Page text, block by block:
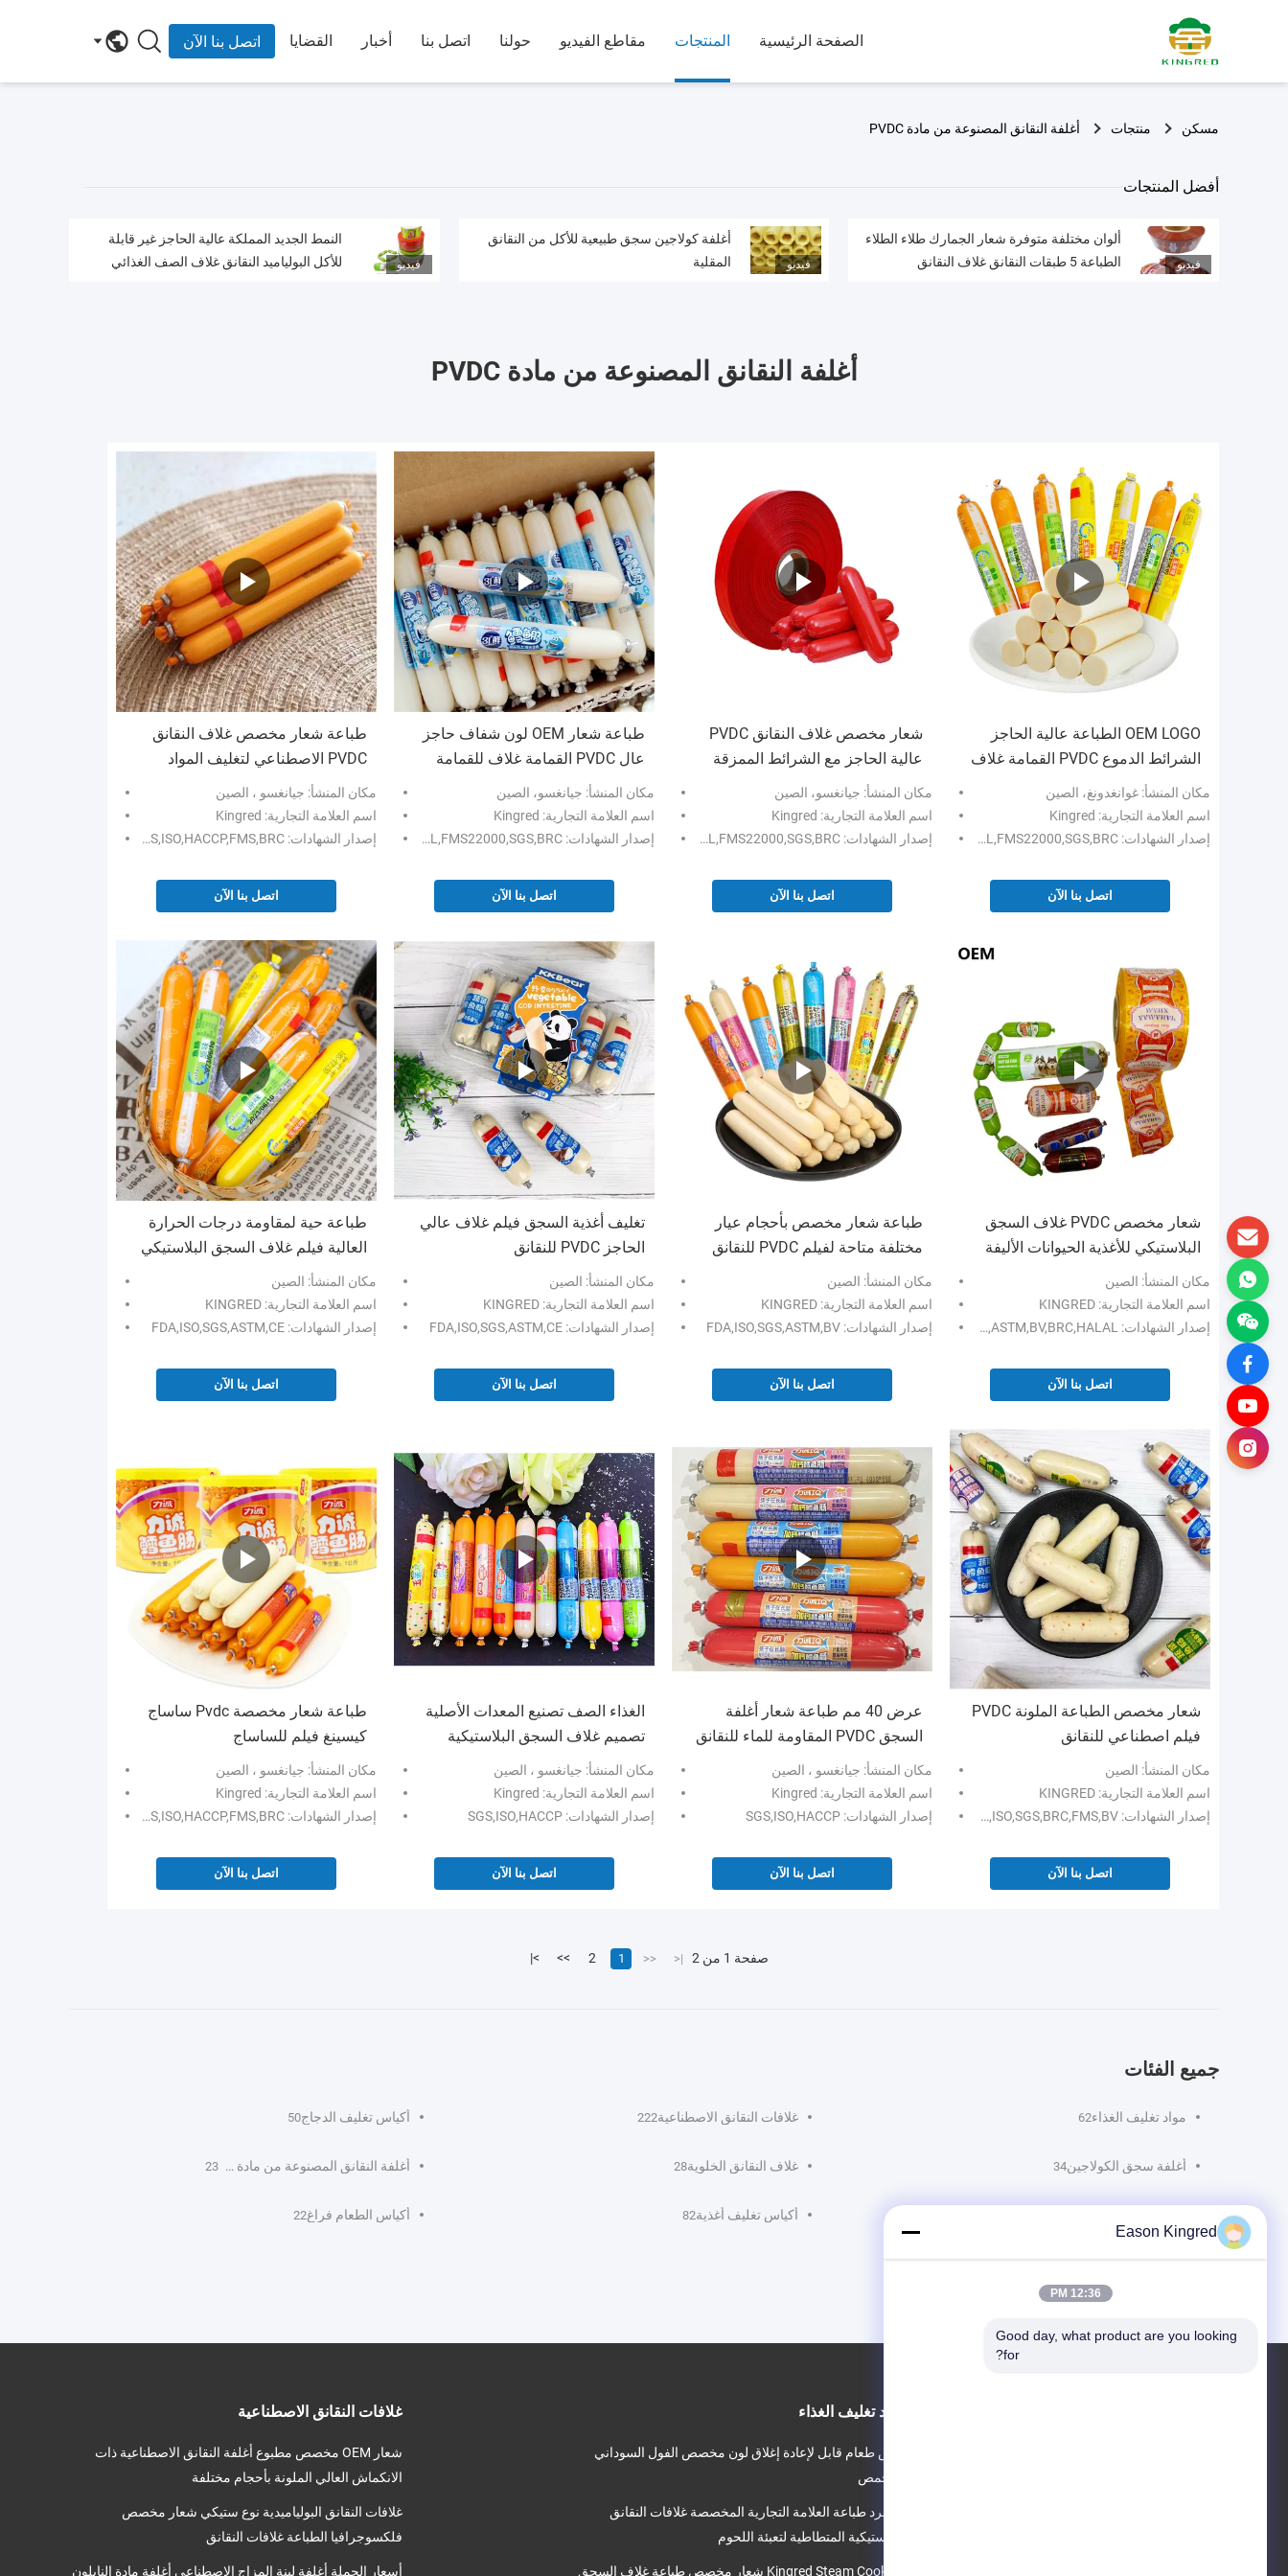
الصفحة الرئيسية المنتجات مقاطع الفيديو حولنا اتصل بنا أخبار القضايا اتصل بنا الآن
مسكن منتجات أغلفة النقانق المصنوعة من مادة PVDC
أفضل المنتجات
فيديو
ألوان مختلفة متوفرة شعار الجمارك طلاء الطلاء
الطباعة 5 طبقات النقانق غلاف النقانق
فيديو
أغلفة كولاجين سجق طبيعية للأكل من النقانق
المقلية
فيديو
النمط الجديد المملكة عالية الحاجز غير قابلة
للأكل البولياميد النقانق غلاف الصف الغذائي
أغلفة النقانق المصنوعة من مادة PVDC
OEM LOGO الطباعة عالية الحاجز
الشرائط الدموع PVDC القمامة غلاف
مكان المنشأ: غوانغدونغ، الصين
اسم العلامة التجارية: Kingred
إصدار الشهادات: ISO,HALAL,FMS22000,SGS,BRC
اتصل بنا الآن
شعار مخصص غلاف النقانق PVDC
عالية الحاجز مع الشرائط الممزقة
بسهولة
مكان المنشأ: جيانغسو، الصين
اسم العلامة التجارية: Kingred
إصدار الشهادات: ISO,HALAL,FMS22000,SGS,BRC
اتصل بنا الآن
طباعة شعار OEM لون شفاف حاجز
عال PVDC القمامة غلاف للقمامة
الأسماك
مكان المنشأ: جيانغسو، الصين
اسم العلامة التجارية: Kingred
إصدار الشهادات: ISO,HALAL,FMS22000,SGS,BRC
اتصل بنا الآن
طباعة شعار مخصص غلاف النقانق
PVDC الاصطناعي لتغليف المواد
الغذائية
مكان المنشأ: جيانغسو ، الصين
اسم العلامة التجارية: Kingred
إصدار الشهادات: SGS,ISO,HACCP,FMS,BRC
اتصل بنا الآن
شعار مخصص PVDC غلاف السجق
البلاستيكي للأغذية الحيوانات الأليفة
مكان المنشأ: الصين
اسم العلامة التجارية: KINGRED
إصدار الشهادات: FDA,ISO,SGS,ASTM,BV,BRC,HALAL
اتصل بنا الآن
طباعة شعار مخصص بأحجام عيار
مختلفة متاحة لفيلم PVDC للنقانق
مكان المنشأ: الصين
اسم العلامة التجارية: KINGRED
إصدار الشهادات: FDA,ISO,SGS,ASTM,BV
اتصل بنا الآن
تغليف أغذية السجق فيلم غلاف عالي
الحاجز PVDC للنقانق
مكان المنشأ: الصين
اسم العلامة التجارية: KINGRED
إصدار الشهادات: FDA,ISO,SGS,ASTM,CE
اتصل بنا الآن
طباعة حية لمقاومة درجات الحرارة
العالية فيلم غلاف السجق البلاستيكي
PVDC للنقانق
مكان المنشأ: الصين
اسم العلامة التجارية: KINGRED
إصدار الشهادات: FDA,ISO,SGS,ASTM,CE
اتصل بنا الآن
شعار مخصص الطباعة الملونة PVDC
فيلم اصطناعي للنقانق
مكان المنشأ: الصين
اسم العلامة التجارية: KINGRED
إصدار الشهادات: FDA,ISO,SGS,BRC,FMS,BV
اتصل بنا الآن
عرض 40 مم طباعة شعار أغلفة
السجق PVDC المقاومة للماء للنقانق
مكان المنشأ: جيانغسو ، الصين
اسم العلامة التجارية: Kingred
إصدار الشهادات: SGS,ISO,HACCP
اتصل بنا الآن
الغذاء الصف تصنيع المعدات الأصلية
تصميم غلاف السجق البلاستيكية
للنقانق
مكان المنشأ: جيانغسو ، الصين
اسم العلامة التجارية: Kingred
إصدار الشهادات: SGS,ISO,HACCP
اتصل بنا الآن
طباعة شعار مخصصة Pvdc ساساج
كيسينغ فيلم للساساج
مكان المنشأ: جيانغسو ، الصين
اسم العلامة التجارية: Kingred
إصدار الشهادات: SGS,ISO,HACCP,FMS,BRC
اتصل بنا الآن
صفحة 1 من 2 |<
<<
1
2
>>
>|
جميع الفئات
مواد تغليف الغذاء62 غلافات النقانق الاصطناعية222 أكياس تغليف الدجاج50
أغلفة سجق الكولاجين34 غلاف النقانق الخلوية28 أغلفة النقانق المصنوعة من مادة PVDC 23
أكياس تغليف أغذية82 أكياس الطعام فراغ22
فيلم تغليف المواد الغذائية39
مواد تغليف الغذاء
كيس طعام قابل لإعادة إغلاق لون مخصص الفول السوداني
المحمص
كينجرد طباعة العلامة التجارية المخصصة غلافات النقانق
البلاستيكية المتطاطية لتعبئة اللحوم
Kingred Steam Cooking شعار مخصص طباعة غلاف السجق
غلافات النقانق الاصطناعية
شعار OEM مخصص مطبوع أغلفة النقانق الاصطناعية ذات
الانكماش العالي الملونة بأحجام مختلفة
غلافات النقانق البولياميدية نوع ستيكي شعار مخصص
فلكسوجرافيا الطباعة غلافات النقانق
أسعار الجملة أغلفة لينة المزاج الاصطناعي أغلفة مادة النايلون
Eason Kingred
12:36 PM
Good day, what product are you looking
for?